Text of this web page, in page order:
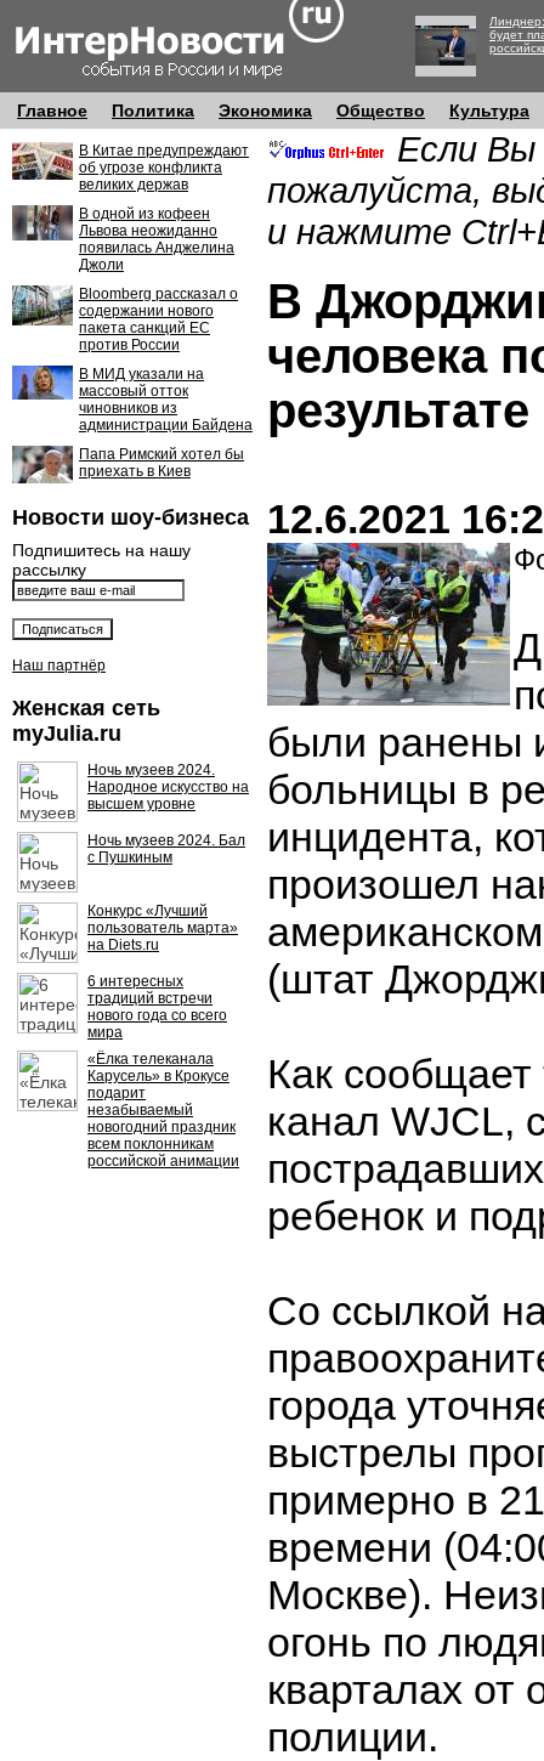
будет
Главное Политика Экономика Общество Культура
В Китае предупреждают
об угрозе конфликта
великих держав
В одной из кофеен
Львова неожиданно
появилась Анджелина
Джоли
Bloomberg рассказал о
содержании нового
пакета санкций ЕС
против России
В МИД указали на
массовый отток
чиновников из
администрации Байдена
Папа Римский хотел бы
приехать в Киев
Новости шоу-бизнеса
Подпишитесь на нашу
рассылку
Наш партнёр
Женская сеть
myJulia.ru
Ночь музеев 2024.
Народное искусство на
высшем уровне
Ночь музеев 2024. Бал
с Пушкиным
Конкурс «Лучший
пользователь марта»
на Diets.ru
6 интересных
традиций встречи
нового года со всего
мира
«Ёлка телеканала
Карусель» в Крокусе
подарит
незабываемый
новогодний праздник
всем поклонникам
российской анимации
Если Вы
пожалуйста,
и нажмите
В
человека
12.6.2021
были ранены
больницы в
инцидента,
произошел
(штат
Как
канал WJCL,
ребенок и
Со ссылкой
города
выстрелы
примерно в
времени
Москве).
огонь по
кварталах от
полиции.